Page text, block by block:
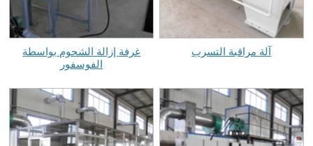
آلة مراقبة التسرب
غرفة إزالة الشحوم بواسطة
الفوسفور